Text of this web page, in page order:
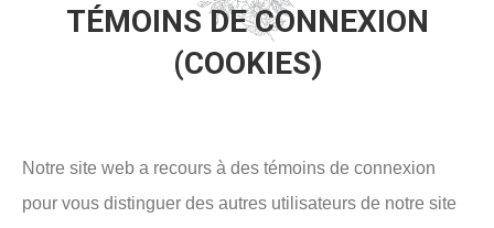
TÉMOINS DE CONNEXION
(COOKIES)
Notre site web a recours à des témoins de connexion
pour vous distinguer des autres utilisateurs de notre site